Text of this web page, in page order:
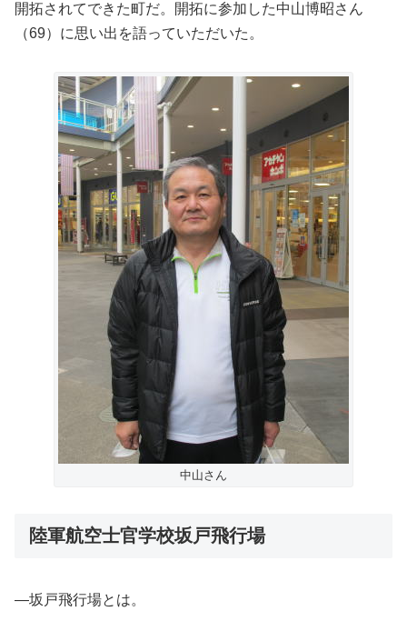
開拓されてできた町だ。開拓に参加した中山博昭さん
（69）に思い出を語っていただいた。
中山さん
陸軍航空士官学校坂戸飛行場
―坂戸飛行場とは。